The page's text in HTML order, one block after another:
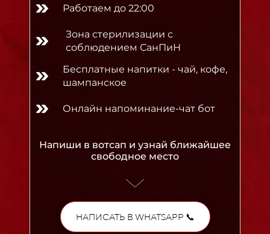
Работаем до 22:00
Зона стерилизации с
соблюдением СанПиН
Бесплатные напитки - чай, кофе,
шампанское
Онлайн напоминание-чат бот
Напиши в вотсап и узнай ближайшее
свободное место
НАПИСАТЬ В WHATSAPP 📞